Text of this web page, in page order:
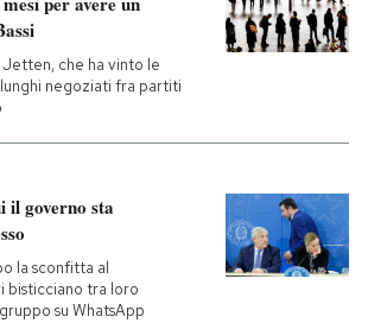
che ha vinto le
negoziati fra partiti
il governo sta
la sconfitta al
bisticciano tra loro
su WhatsApp